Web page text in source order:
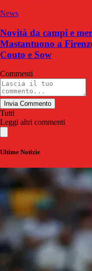
News
Novità da campi e
Mastantuono a
Couto e Sow
Commenti
Invia Commento
Tutti
Leggi altri commenti
Ultime Notizie